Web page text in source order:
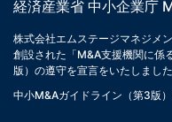
経済産業省 中小企業庁
株式会社エムステージマネジメ
創設された「M&A支援機関に係
版）の遵守を宣言をいたしました
中小M&Aガイドライン（第3版